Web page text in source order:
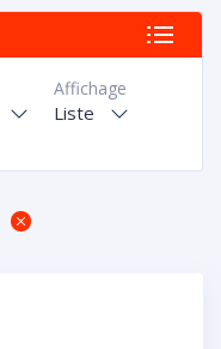
Affichage
Liste